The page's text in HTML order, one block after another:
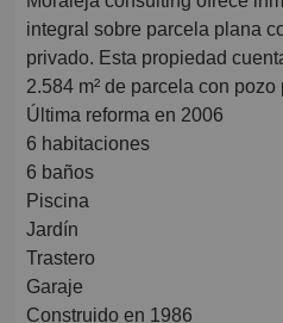
integral sobre parcela plana
privado. Esta propiedad
2.584 m² de parcela con pozo
Última reforma en 2006
6 habitaciones
6 baños
Piscina
Jardín
Trastero
Garaje
Construido en 1986